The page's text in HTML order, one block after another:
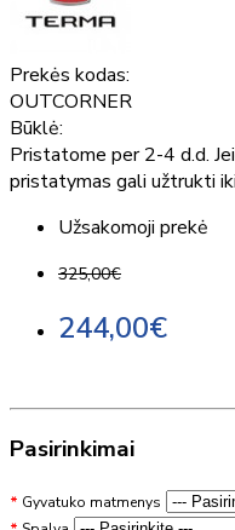
Prekės kodas:
OUTCORNER
Būklė:
Pristatome per 2-4 d.d.
pristatymas gali užtrukti
Užsakomoji prekė
325,00€
244,00€
Pasirinkimai
Gyvatuko matmenys